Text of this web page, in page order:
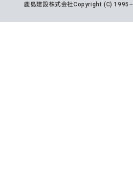
鹿島建設株式会社Copyright (C)